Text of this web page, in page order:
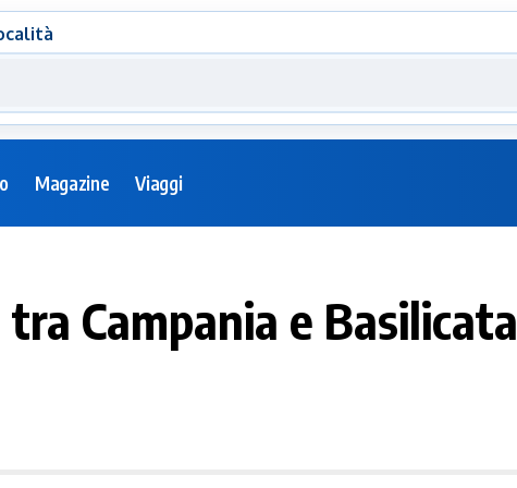
Magazine Viaggi
Campania e Basilicata